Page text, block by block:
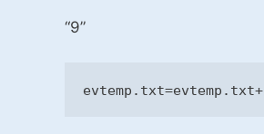
“9”
evtemp.txt=evtemp.txt+